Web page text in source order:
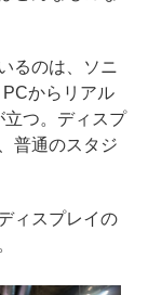
るのは、ソニ
からリアル
立つ。ディスプ
普通のスタジ
ィスプレイの